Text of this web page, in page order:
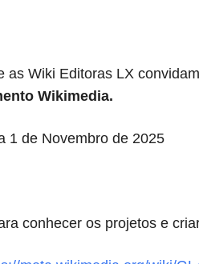
as Wiki Editoras LX
Wikimedia.
1 de Novembro de 2025
conhecer os projetos e